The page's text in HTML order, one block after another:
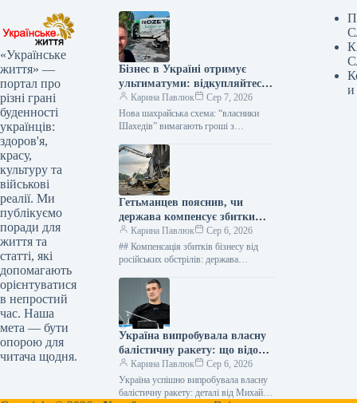
«Українське
життя» —
портал про
різні грані
буденності
українців:
здоров'я,
красу,
культуру та
військові
реалії. Ми
публікуємо
поради для
життя та
статті, які
допомагають
орієнтуватися
в непростий
час. Наша
мета — бути
опорою для
читача щодня.
Бізнес в Україні отримує
ультиматуми: відкупляйтеся
від атак або втратите все
Карина Павлюк
Сер 7, 2026
Нова шахрайська схема: “власники
Шахедів” вимагають гроші з
підприємці стали об’єктами нової
схеми вимагання. Анонімні звернення,
що…
Гетьманцев пояснив, чи
держава компенсує збитки
бізнесам від ударів РФ
Карина Павлюк
Сер 6, 2026
## Компенсація збитків бізнесу від
російських обстрілів: держава
не має фінансових ресурсів для
прямого відшкодування…
Україна випробувала власну
балістичну ракету: що відомо
про нову зброю
Карина Павлюк
Сер 6, 2026
Україна успішно випробувала власну
балістичну ракету: деталі від Михайла
и